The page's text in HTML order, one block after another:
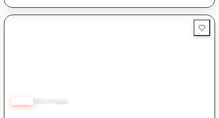
Помещенията са оборудвани с климатик, телевизор с
плосък екран с кабелни канали, кафемашина, душ кабина,
безплатни тоалетни принадлежности и бюро. Всички стаи
разполагат със собствена баня и безплатен WiFi, а някои
364 отзива